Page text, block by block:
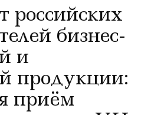
российских
бизнес-
и
продукции:
приём